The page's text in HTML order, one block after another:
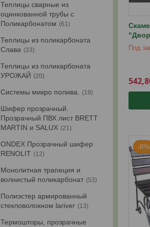
Под
-8%
Теплицы сварные из
оцинкованной трубы с
Поликарбонатом
61
Теплицы из поликарбоната
Слава
33
Теплицы из поликарбоната
УРОЖАЙ
20
Системы микро полива. 19
Шифер прозрачный.
Прозрачный ПВХ лист BRETT
MARTIN и SALUX
21
ONDEX Прозрачный шифер
RENOLIT
12
Монолитная трапеция и
волнистый поликарбонат
53
Полиэстер армированный
стекловолокном lariver
13
Термошторы, прозрачные